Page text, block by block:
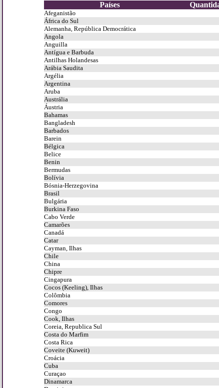
Países
Afeganistão
África do Sul
Alemanha, República Democrática
Angola
Anguilla
Antígua e Barbuda
Antilhas Holandesas
Arábia Saudita
Argélia
Argentina
Aruba
Austrália
Áustria
Bahamas
Bangladesh
Barbados
Barein
Bélgica
Belice
Benin
Bermudas
Bolívia
Bósnia-Herzegovina
Brasil
Bulgária
Burkina Faso
Cabo Verde
Camarões
Canadá
Catar
Cayman, Ilhas
Chile
China
Chipre
Cingapura
Cocos (Keeling), Ilhas
Colômbia
Comores
Congo
Cook, Ilhas
Coreia, Republica Sul
Costa do Marfim
Costa Rica
Coveite (Kuweit)
Croácia
Cuba
Curaçao
Dinamarca